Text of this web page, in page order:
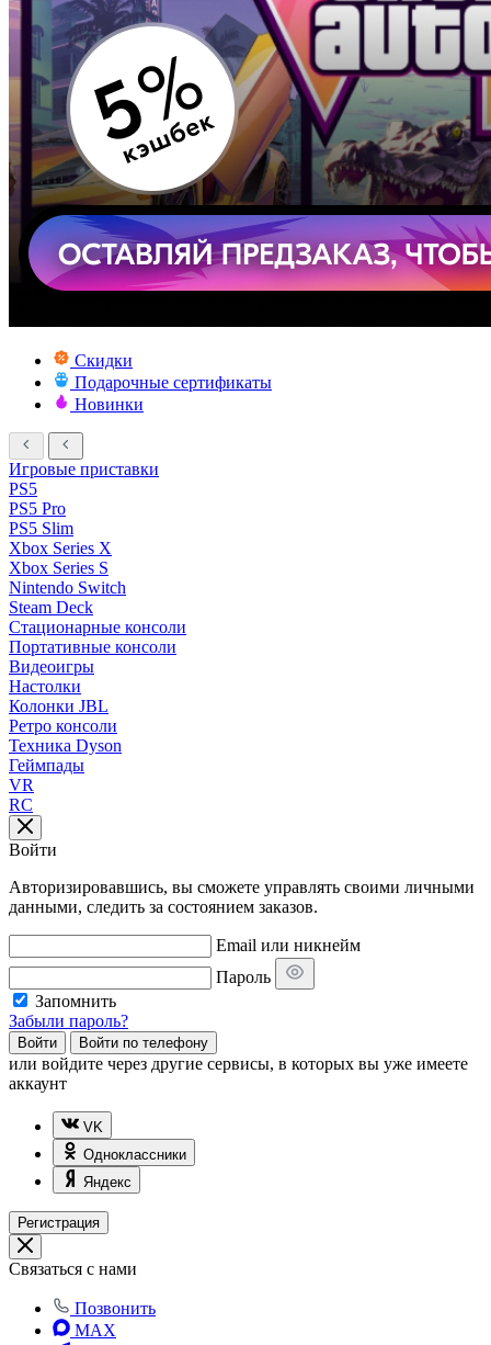
Скидки
Подарочные сертификаты
Новинки
Игровые приставки
PS5
PS5 Pro
PS5 Slim
Xbox Series X
Xbox Series S
Nintendo Switch
Steam Deck
Стационарные консоли
Портативные консоли
Видеоигры
Настолки
Колонки JBL
Ретро консоли
Техника Dyson
Геймпады
VR
RC
Войти
Авторизировавшись, вы сможете управлять своими личными
данными, следить за состоянием заказов.
Email или никнейм
Пароль
Запомнить
Забыли пароль?
Войти Войти по телефону
или войдите через другие сервисы, в которых вы уже имеете
аккаунт
VK
Одноклассники
Яндекс
Регистрация
Связаться с нами
Позвонить
MAX